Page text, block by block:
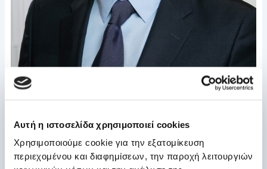
Αυτή η ιστοσελίδα χρησιμοποιεί cookies
Χρησιμοποιούμε cookie για την εξατομίκευση
περιεχομένου και διαφημίσεων, την παροχή λειτουργιών